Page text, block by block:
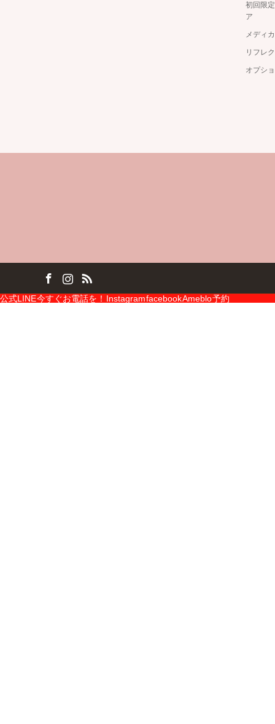
初回限
ア
メディ
リフレ
オプシ
公式LINE今すぐお電話を！ InstagramfacebookAmeblo予約